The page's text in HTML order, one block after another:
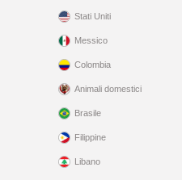
Stati Uniti
Messico
Colombia
Animali domestici
Brasile
Filippine
Libano